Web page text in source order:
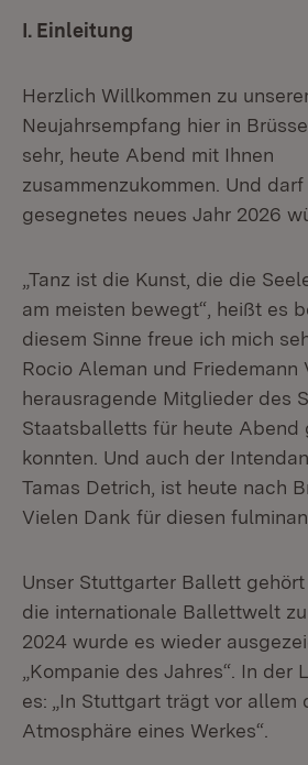
I. Einleitung
Herzlich Willkommen zu
Neujahrsempfang hier in
sehr, heute Abend mit Ihnen
zusammenzukommen. Und
gesegnetes neues Jahr 2026
„Tanz ist die Kunst, die die
am meisten bewegt“, heißt es
diesem Sinne freue ich mich
Rocio Aleman und Friedemann
herausragende Mitglieder des
Staatsballetts für heute Abend
konnten. Und auch der
Tamas Detrich, ist heute nach
Vielen Dank für diesen
Unser Stuttgarter Ballett
die internationale Ballettwelt
2024 wurde es wieder
„Kompanie des Jahres“. In der
es: „In Stuttgart trägt vor allem
Atmosphäre eines Werkes“.